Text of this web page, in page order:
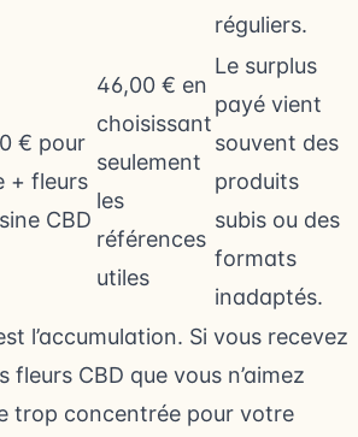
réguliers.
€ pour
+ fleurs
CBD
46,00 € en
choisissant
seulement
les
références
utiles
Le surplus
payé vient
souvent des
produits
subis ou des
formats
inadaptés.
l’accumulation. Si vous recevez
fleurs CBD que vous n’aimez
trop concentrée pour votre